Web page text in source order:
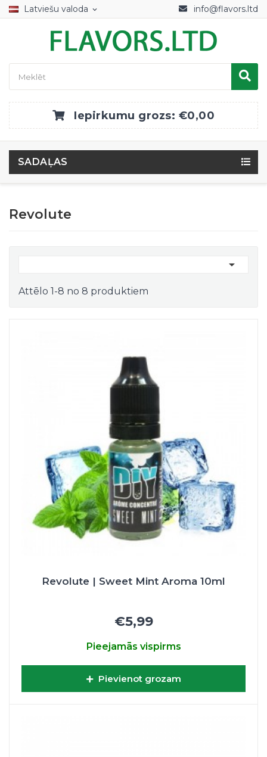
Latviešu valoda expand_more info@flavors.ltd
Iepirkumu grozs: €0,00
SADAĻAS
Revolute

Attēlo 1-8 no 8 produktiem
Revolute | Sweet Mint Aroma 10ml
€5,99
Pieejamās vispirms
Pievienot grozam